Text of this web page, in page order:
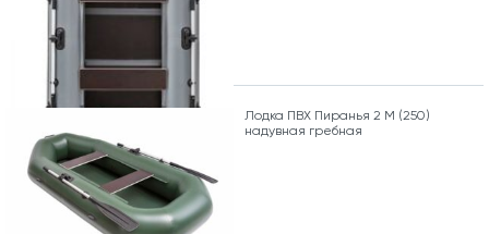
Лодка ПВХ Пиранья 2 М (250)
надувная гребная